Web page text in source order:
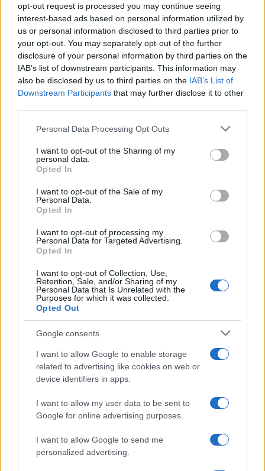
opt-out request is processed you may continue seeing
interest-based ads based on personal information utilized by
us or personal information disclosed to third parties prior to
your opt-out. You may separately opt-out of the further
disclosure of your personal information by third parties on the
IAB’s list of downstream participants. This information may
also be disclosed by us to third parties on the IAB’s List of
Downstream Participants that may further disclose it to other
Please note that this website/app uses one or more Google
not limited to your visit or usage behaviour. You may click to
grant or deny consent to Google and its third-party tags to
use your data for below specified purposes in below Google
consent section.
Personal Data Processing Opt Outs
I want to opt-out of the Sharing of my
personal data.
Opted In
I want to opt-out of the Sale of my
Personal Data.
Opted In
I want to opt-out of processing my
Personal Data for Targeted Advertising.
Opted In
I want to opt-out of Collection, Use,
Retention, Sale, and/or Sharing of my
Personal Data that Is Unrelated with the
Purposes for which it was collected.
Opted Out
Google consents
I want to allow Google to enable storage
related to advertising like cookies on web or
device identifiers in apps.
I want to allow my user data to be sent to
Google for online advertising purposes.
I want to allow Google to send me
personalized advertising.
Continua a leggere
LIFESTYLE